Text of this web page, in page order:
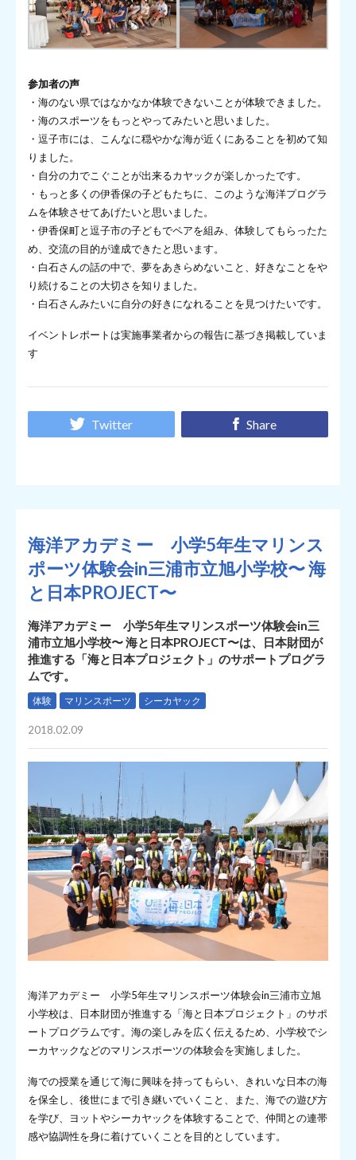
参加者の声
・海のない県ではなかなか体験できないことが体験できました。
・海のスポーツをもっとやってみたいと思いました。
・逗子市には、こんなに穏やかな海が近くにあることを初めて知
りました。
・自分の力でこぐことが出来るカヤックが楽しかったです。
・もっと多くの伊香保の子どもたちに、このような海洋プログラ
ムを体験させてあげたいと思いました。
・伊香保町と逗子市の子どもでペアを組み、体験してもらったた
め、交流の目的が達成できたと思います。
・白石さんの話の中で、夢をあきらめないこと、好きなことをや
り続けることの大切さを知りました。
・白石さんみたいに自分の好きになれることを見つけたいです。
イベントレポートは実施事業者からの報告に基づき掲載していま
す
Twitter Share
海洋アカデミー 小学5年生マリンス
ポーツ体験会in三浦市立旭小学校〜 海
と日本PROJECT〜
海洋アカデミー 小学5年生マリンスポーツ体験会in三
浦市立旭小学校〜 海と日本PROJECT〜は、日本財団が
推進する「海と日本プロジェクト」のサポートプログラ
ムです。
体験 マリンスポーツ シーカヤック
2018.02.09
海洋アカデミー 小学5年生マリンスポーツ体験会in三浦市立旭
小学校は、日本財団が推進する「海と日本プロジェクト」のサポ
ートプログラムです。海の楽しみを広く伝えるため、小学校でシ
ーカヤックなどのマリンスポーツの体験会を実施しました。
海での授業を通じて海に興味を持ってもらい、きれいな日本の海
を保全し、後世にまで引き継いでいくこと、また、海での遊び方
を学び、ヨットやシーカヤックを体験することで、仲間との連帯
感や協調性を身に着けていくことを目的としています。